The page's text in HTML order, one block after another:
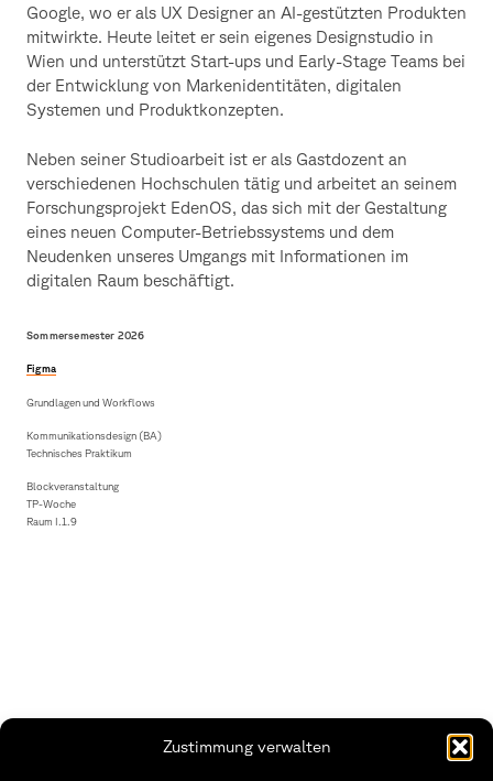
Zustimmung verwalten
Google, wo er als UX Designer an AI-gestützten Produkten
mitwirkte. Heute leitet er sein eigenes Designstudio in
Wien und unterstützt Start-ups und Early-Stage Teams bei
der Entwicklung von Markenidentitäten, digitalen
Systemen und Produktkonzepten.
Neben seiner Studioarbeit ist er als Gastdozent an
verschiedenen Hochschulen tätig und arbeitet an seinem
Forschungsprojekt EdenOS, das sich mit der Gestaltung
eines neuen Computer-Betriebssystems und dem
Neudenken unseres Umgangs mit Informationen im
digitalen Raum beschäftigt.
Sommersemester 2026
Figma
Grundlagen und Workflows
Kommunikationsdesign (BA)
Technisches Praktikum
Blockveranstaltung
TP-Woche
Raum I.1.9